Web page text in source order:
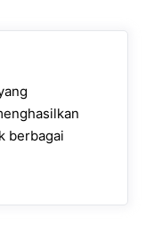
berbagai